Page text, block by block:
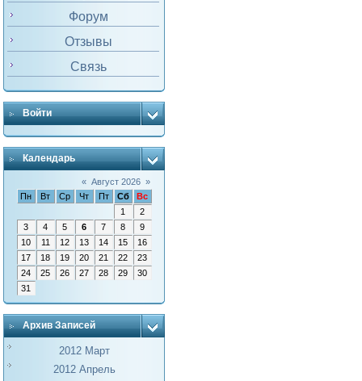
Форум
Отзывы
Связь
Войти
Календарь
« Август 2026 »
Пн
Вт Ср Чт Пт Сб
Вс
1
2
3
4 5 6 7 8
9
10
11 12 13 14 15
16
17
18 19 20 21 22
23
24
25 26 27 28 29
30
31
Архив Записей
2012 Март
2012 Апрель